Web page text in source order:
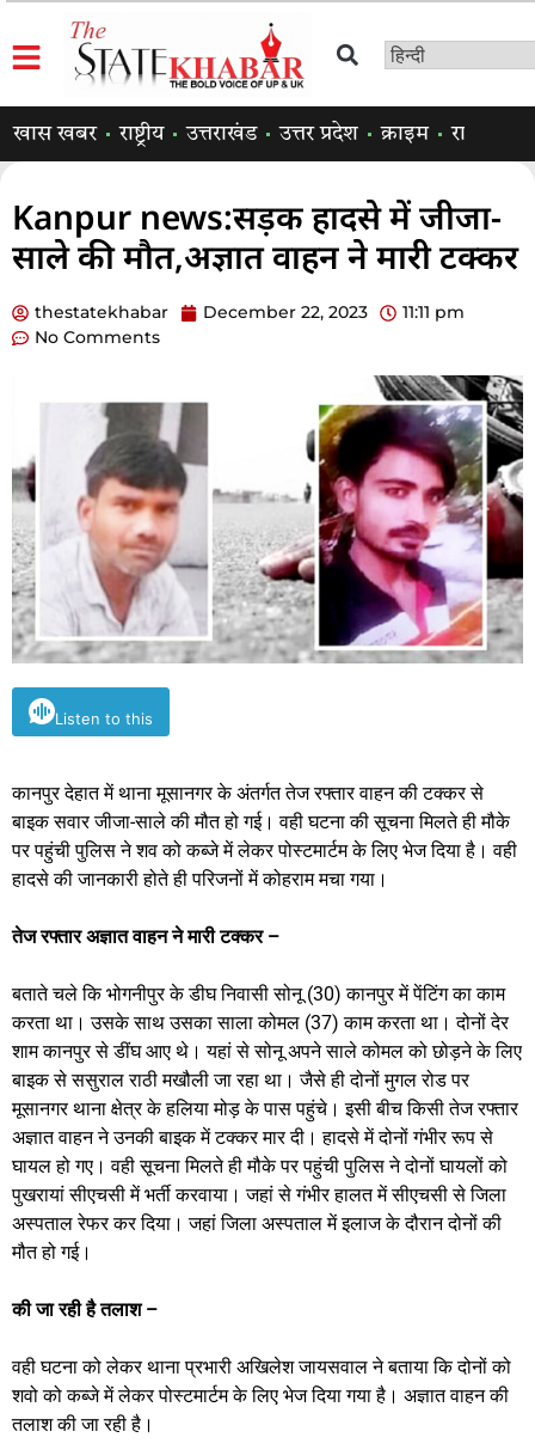
खास खबर राष्ट्रीय उत्तराखंड उत्तर प्रदेश क्राइम राजनीति
Kanpur news:सड़क हादसे में जीजा-
साले की मौत,अज्ञात वाहन ने मारी टक्कर
thestatekhabar December 22, 2023
11:11 pm
No Comments
Listen to this
कानपुर देहात में थाना मूसानगर के अंतर्गत तेज रफ्तार वाहन की टक्कर से
बाइक सवार जीजा-साले की मौत हो गई। वही घटना की सूचना मिलते ही मौके
पर पहुंची पुलिस ने शव को कब्जे में लेकर पोस्टमार्टम के लिए भेज दिया है। वही
हादसे की जानकारी होते ही परिजनों में कोहराम मचा गया।
तेज रफ्तार अज्ञात वाहन ने मारी टक्कर –
बताते चले कि भोगनीपुर के डीघ निवासी सोनू (30) कानपुर में पेंटिंग का काम
करता था। उसके साथ उसका साला कोमल (37) काम करता था। दोनों देर
शाम कानपुर से डींघ आए थे। यहां से सोनू अपने साले कोमल को छोड़ने के लिए
बाइक से ससुराल राठी मखौली जा रहा था। जैसे ही दोनों मुगल रोड पर
मूसानगर थाना क्षेत्र के हलिया मोड़ के पास पहुंचे। इसी बीच किसी तेज रफ्तार
अज्ञात वाहन ने उनकी बाइक में टक्कर मार दी। हादसे में दोनों गंभीर रूप से
घायल हो गए। वही सूचना मिलते ही मौके पर पहुंची पुलिस ने दोनों घायलों को
पुखरायां सीएचसी में भर्ती करवाया। जहां से गंभीर हालत में सीएचसी से जिला
अस्पताल रेफर कर दिया। जहां जिला अस्पताल में इलाज के दौरान दोनों की
मौत हो गई।
की जा रही है तलाश –
वही घटना को लेकर थाना प्रभारी अखिलेश जायसवाल ने बताया कि दोनों को
शवो को कब्जे में लेकर पोस्टमार्टम के लिए भेज दिया गया है। अज्ञात वाहन की
तलाश की जा रही है।